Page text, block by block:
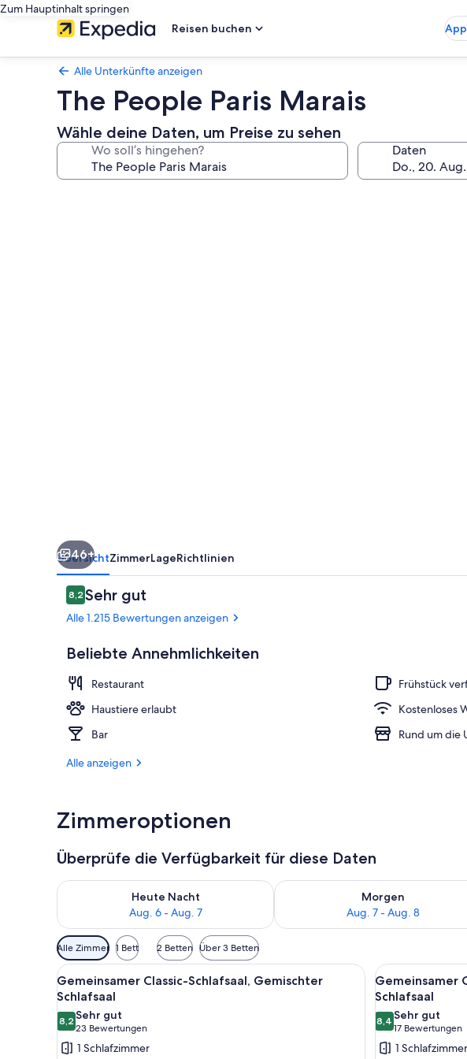
Zum Hauptinhalt springen
Reisen buchen
Alle Unterkünfte anzeigen
The People Paris Marais
Wähle deine Daten, um Preise zu sehen
Wo soll’s hingehen? Daten
46+
ÜbersichtZimmerLageRichtlinien
Bewertungen
8,28,2 von 10.
Sehr gut
Alle 1.215 Bewertungen anzeigen
Beliebte Annehmlichkeiten
Restaurant
Frühstück
Haustiere erlaubt
Kostenloses
Bar
Rund um die
Alle anzeigen
Zimmeroptionen
Überprüfe die Verfügbarkeit für diese Daten
Heute Nacht
Aug. 6 - Aug. 7
Überprüfe die Verfügbarkeit für heute Nacht, Aug. 6 - Aug. 7.
Morgen
Aug. 7 - Aug. 8
Überprüfe die Verfügbarkeit für
Verfügbare
Filter
für
Zimmer
Alle Zimmer 1 Bett 2 Betten Über 3 Betten
Alle
Fotos
für
Gemeinsamer
Classic-
Ein Schlafzimmer mit Etagenbetten, Holzsäcken und
5
Gemeinsamer Classic-Schlafsaal, Gemischter
Schlafsaal
8,28,2 von 10
Sehr gut
23 Bewertungen
(23
Bewertungen)
1 Schlafzimmer
Alle
Fotos
für
Gemeinsamer
Comfort-
5
Gemeinsamer
Schlafsaal
8,48,4 von 10
Sehr gut
17 Bewertungen
(17
Bewertungen)
1 Schlafzimmer